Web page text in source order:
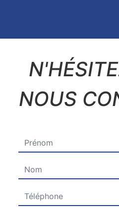
NOUS